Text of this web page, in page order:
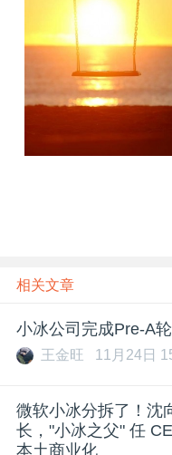
相关文章
小冰公司完成Pre-A
王金旺 11月24日
微软小冰分拆了！沈
长，"小冰之父" 任
本土商业化